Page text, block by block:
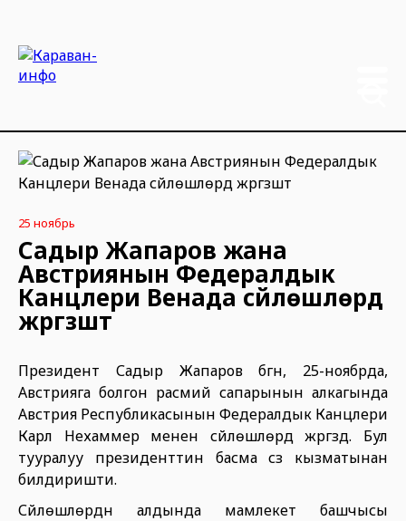
25 ноябрь
Садыр Жапаров жана
Австриянын Федералдык
Канцлери Венада сүйлөшүүлөрдү
жүргүзүштү
Президент Садыр Жапаров бүгүн, 25-ноябрда,
Австрияга болгон расмий сапарынын алкагында
Австрия Республикасынын Федералдык Канцлери
Карл Нехаммер менен сүйлөшүүлөрдү жүргүздү. Бул
тууралуу президенттин басма сз кызматынан
билдиришти.
Сүйлөшүүлөрдүн алдында мамлекет башчысы